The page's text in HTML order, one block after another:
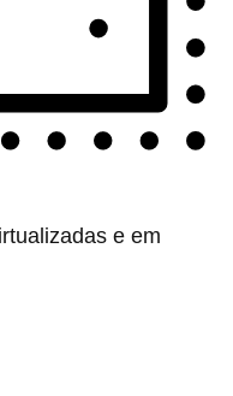
e em